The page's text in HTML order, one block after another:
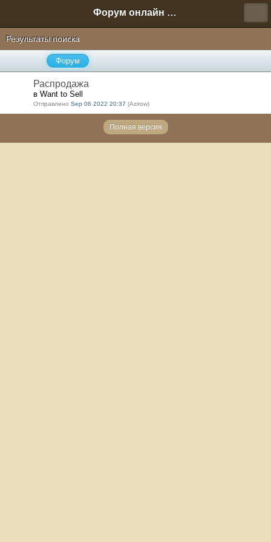
Форум онлайн игры "Новая Эра" (Нюра Биз)
Результаты поиска
Форум
Распродажа
в Want to Sell
Отправлено Sep 06 2022 20:37 (Azirow)
Полная версия